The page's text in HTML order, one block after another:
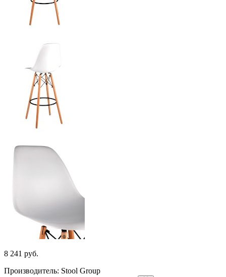
8 241 руб.
Производитель: Stool Group